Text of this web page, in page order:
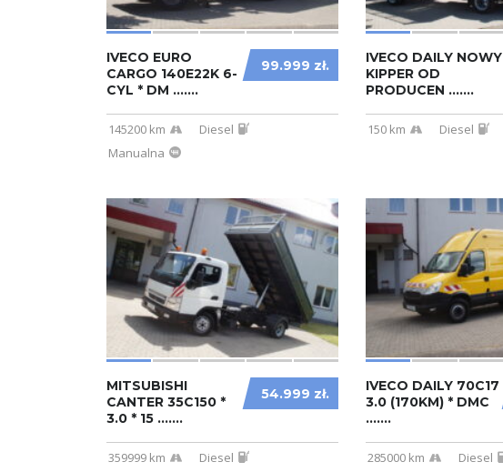
99.999 zł.
IVECO EURO
CARGO 140E22K 6-
CYL * DM .......
145200 km
Diesel
Manualna
IVECO DAILY NOWY
KIPPER OD
PRODUCEN .......
150 km Diesel
54.999 zł.
MITSUBISHI
CANTER 35C150 *
3.0 * 15 .......
359999 km
Diesel
IVECO DAILY 70C17
3.0 (170KM) * DMC
.......
285000 km
Diesel